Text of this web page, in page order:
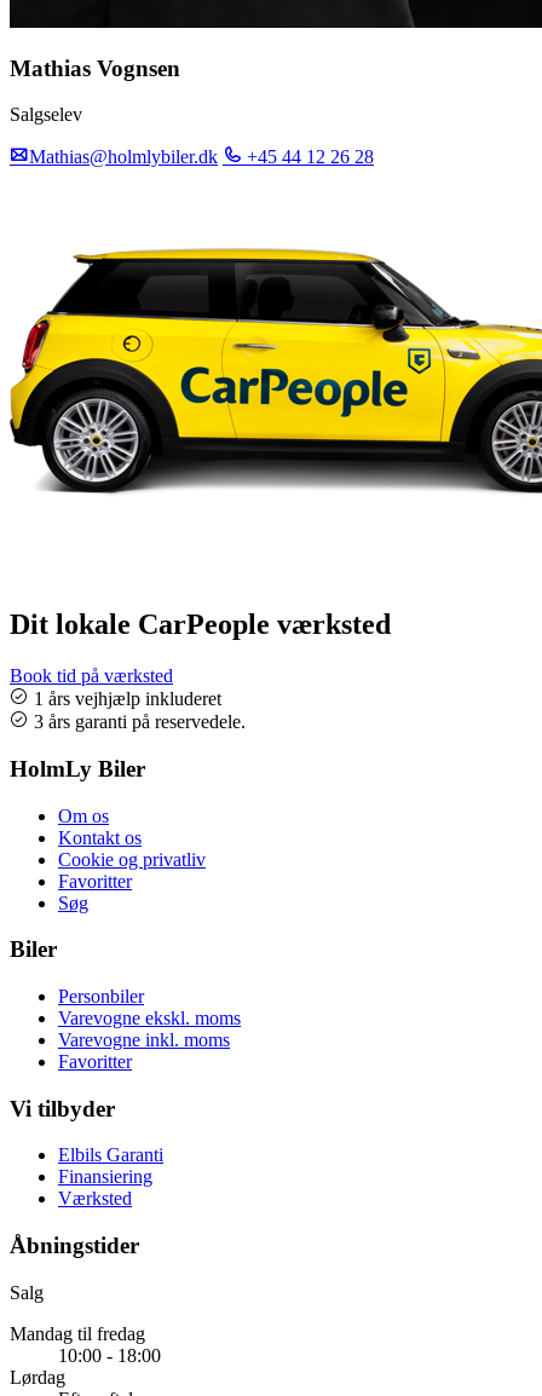
Mathias Vognsen
Salgselev
Mathias@holmlybiler.dk +45 44 12 26 28
Dit lokale CarPeople værksted
Book tid på værksted
1 års vejhjælp inkluderet
3 års garanti på reservedele.
HolmLy Biler
Om os
Kontakt os
Cookie og privatliv
Favoritter
Søg
Biler
Personbiler
Varevogne ekskl. moms
Varevogne inkl. moms
Favoritter
Vi tilbyder
Elbils Garanti
Finansiering
Værksted
Åbningstider
Salg
Mandag til fredag
10:00 - 18:00
Lørdag